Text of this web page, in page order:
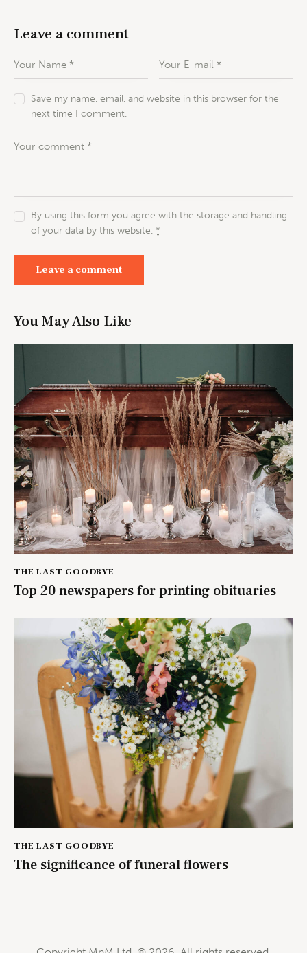
Leave a comment
Save my name, email, and website in this browser for the
next time I comment.
By using this form you agree with the storage and handling
of your data by this website. *
You May Also Like
THE LAST GOODBYE
Top 20 newspapers for printing obituaries
THE LAST GOODBYE
The significance of funeral flowers